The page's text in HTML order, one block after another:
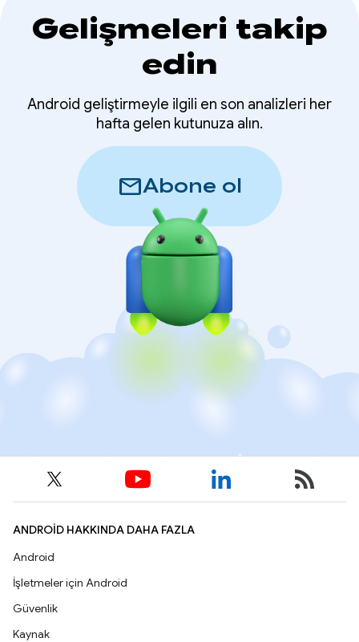
Gelişmeleri takip
edin
Android geliştirmeyle ilgili en son analizleri her
hafta gelen kutunuza alın.
mailAbone ol
ANDROID HAKKINDA DAHA FAZLA
Android
İşletmeler için Android
Güvenlik
Kaynak